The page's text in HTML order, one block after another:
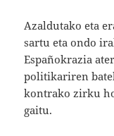
Azaldutako eta
sartu eta ondo
Españokrazia
politikariren
kontrako zirku
gaitu.